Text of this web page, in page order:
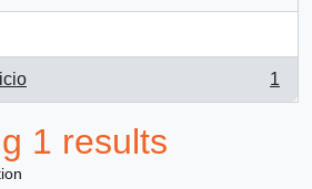
1
1 results